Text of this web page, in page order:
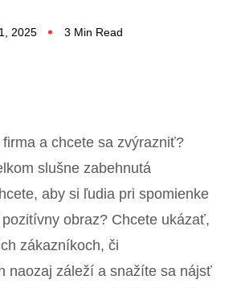
2025 3 Min Read
a chcete sa zvýrazniť?
slušne zabehnutá
aby si ľudia pri spomienke
obraz? Chcete ukázať,
zákazníkoch, či
naozaj záleží a snažíte sa nájsť